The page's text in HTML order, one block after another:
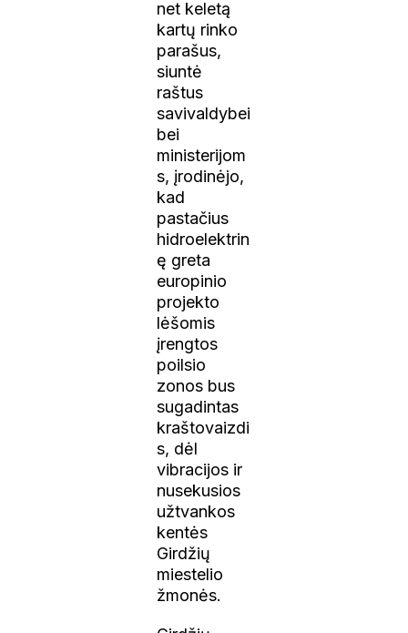
net keletą
kartų rinko
parašus,
siuntė
raštus
savivaldybei
bei
ministerijom
s, įrodinėjo,
kad
pastačius
hidroelektrin
ę greta
europinio
projekto
lėšomis
įrengtos
poilsio
zonos bus
sugadintas
kraštovaizdi
s, dėl
vibracijos ir
nusekusios
užtvankos
kentės
Girdžių
miestelio
žmonės.